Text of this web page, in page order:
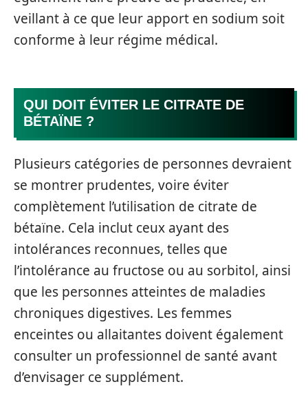
veillant à ce que leur apport en sodium soit
conforme à leur régime médical.
QUI DOIT ÉVITER LE CITRATE DE
BÉTAÏNE ?
Plusieurs catégories de personnes devraient
se montrer prudentes, voire éviter
complètement l’utilisation de citrate de
bétaïne. Cela inclut ceux ayant des
intolérances reconnues, telles que
l’intolérance au fructose ou au sorbitol, ainsi
que les personnes atteintes de maladies
chroniques digestives. Les femmes
enceintes ou allaitantes doivent également
consulter un professionnel de santé avant
d’envisager ce supplément.